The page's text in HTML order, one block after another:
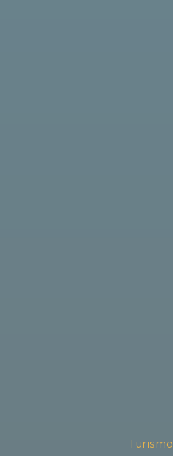
Turismo